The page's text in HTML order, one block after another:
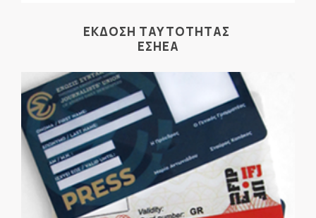
ΕΚΔΟΣΗ ΤΑΥΤΟΤΗΤΑΣ
ΕΣΗΕΑ